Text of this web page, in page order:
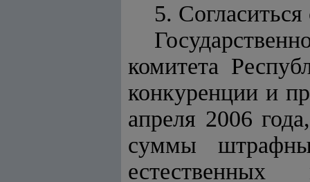
5.
комитета
конкуренции и
апреля 2006
суммы